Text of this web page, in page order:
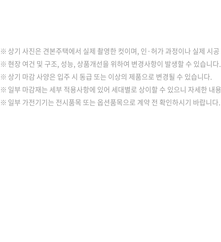
상기 사진은 견본주택에서 실제 촬영한 컷이며, 인·허가 과정이나 실제 시
현장 여건 및 구조, 성능, 상품개선을 위하여 변경사항이 발생할 수 있습니다.
상기 마감 사양은 입주 시 동급 또는 이상의 제품으로 변경될 수 있습니다.
일부 마감재는 세부 적용사항에 있어 세대별로 상이할 수 있으니 자세한
일부 가전기기는 전시품목 또는 옵션품목으로 계약 전 확인하시기 바랍니다.